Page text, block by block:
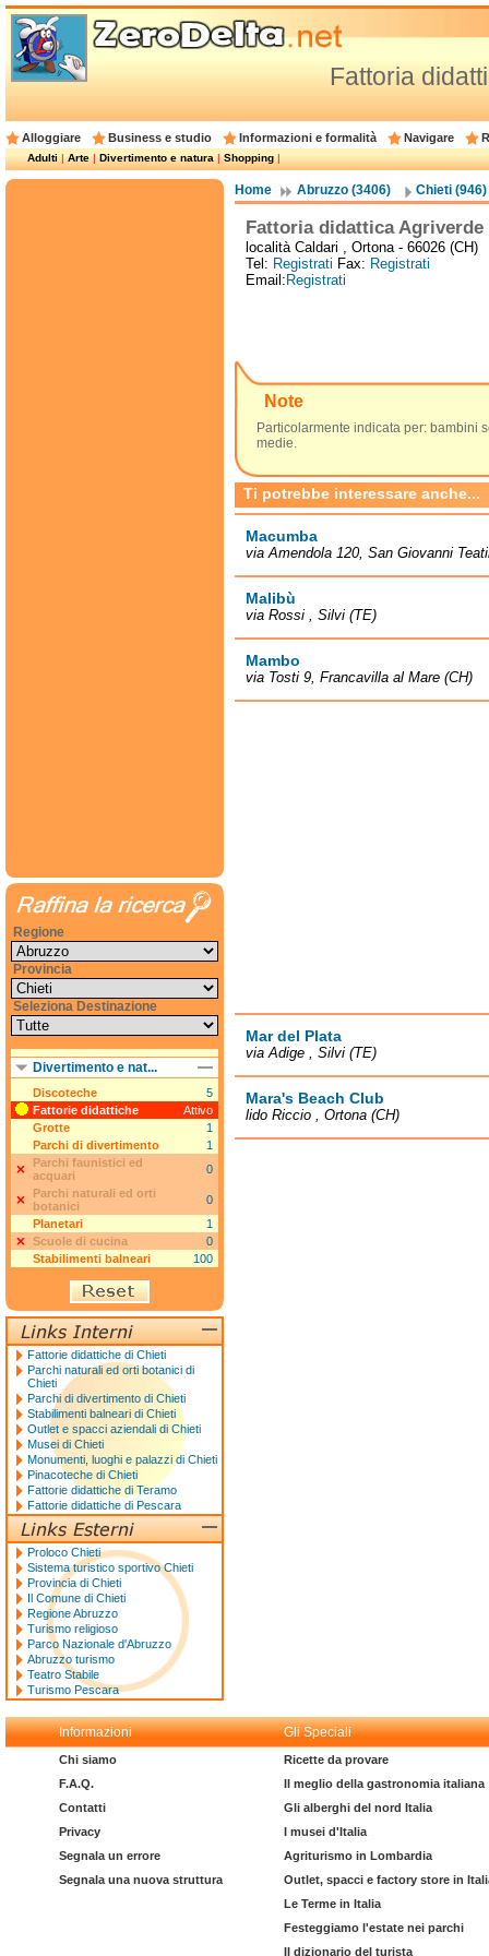
Fattoria
Alloggiare Business e studio Informazioni e formalità Navigare
Adulti|Arte|Divertimento e natura|Shopping|
Home Abruzzo (3406) Chieti (946)
Fattoria didattica Agriverde
località Caldari , Ortona - 66026 (CH)
Tel: Registrati Fax: Registrati
Email: Registrati
Note
Particolarmente indicata per: bambini
medie.
Ti potrebbe interessare anche...
Macumba
via Amendola 120, San Giovanni
Malibù
via Rossi , Silvi (TE)
Mambo
via Tosti 9, Francavilla al Mare (CH)
Mar del Plata
via Adige , Silvi (TE)
Mara's Beach Club
lido Riccio , Ortona (CH)
Regione
Provincia
Seleziona Destinazione
Divertimento e nat...
Discoteche
5
Fattorie didattiche
Attivo
Grotte
1
Parchi di divertimento
1
Parchi faunistici ed
acquari
0
Parchi naturali ed orti
botanici
0
Planetari
1
Scuole di cucina
0
Stabilimenti balneari
100
Fattorie didattiche di Chieti
Parchi naturali ed orti botanici di
Chieti
Parchi di divertimento di Chieti
Stabilimenti balneari di Chieti
Outlet e spacci aziendali di Chieti
Musei di Chieti
Monumenti, luoghi e palazzi di Chieti
Pinacoteche di Chieti
Fattorie didattiche di Teramo
Fattorie didattiche di Pescara
Proloco Chieti
Sistema turistico sportivo Chieti
Provincia di Chieti
Il Comune di Chieti
Regione Abruzzo
Turismo religioso
Parco Nazionale d'Abruzzo
Abruzzo turismo
Teatro Stabile
Turismo Pescara
Informazioni Gli Speciali
Chi siamo
F.A.Q.
Contatti
Privacy
Segnala un errore
Segnala una nuova struttura
Ricette da provare
Il meglio della gastronomia italiana
Gli alberghi del nord Italia
I musei d'Italia
Agriturismo in Lombardia
Outlet, spacci e factory store in
Le Terme in Italia
Festeggiamo l'estate nei parchi
Il dizionario del turista